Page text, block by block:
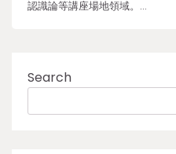
認識論等講座場地領域。…
Search